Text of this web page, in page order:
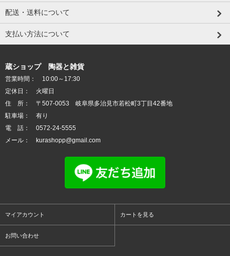
配送・送料について
支払い方法について
蔵ショップ 陶器と雑貨
営業時間： 10:00～17:30
定休日： 火曜日
住 所： 〒507-0053 岐阜県多治見市若松町3丁目42番地
駐車場： 有り
電 話： 0572-24-5555
メール： kurashopp@gmail.com
マイアカウント カートを見る
お問い合わせ